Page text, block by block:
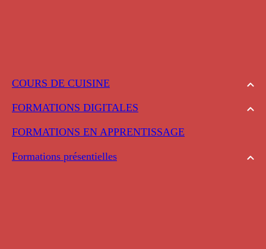
COURS DE CUISINE
FORMATIONS DIGITALES
FORMATIONS EN APPRENTISSAGE
Formations présentielles